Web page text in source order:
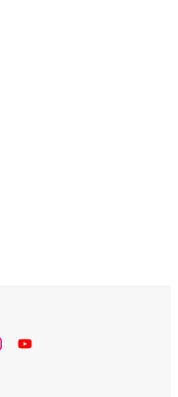
instagram
YouTube